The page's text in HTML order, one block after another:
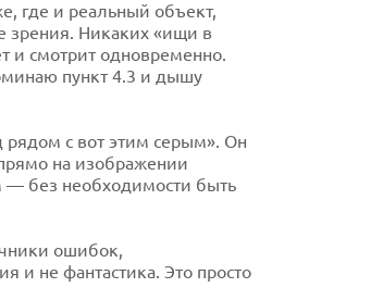
где и реальный объект,
зрения. Никаких «ищи в
и смотрит одновременно.
пункт 4.3 и дышу
рядом с вот этим серым». Он
на изображении
— без необходимости быть
ошибок,
и не фантастика. Это просто